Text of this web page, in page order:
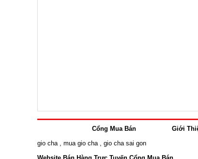
Cổng Mua Bán Giới
gio cha
mua gio cha
gio cha sai gon